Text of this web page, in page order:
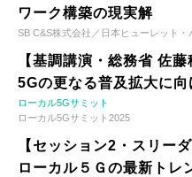
ワーク構築の現実解
SB C&S株式会社／日本ヒューレット・
【基調講演・総務省 佐
5Gの更なる普及拡大に向
ローカル5Gサミット
ローカル5Gサミット2025
【セッション2・スリー
ローカル５Ｇの最新ト